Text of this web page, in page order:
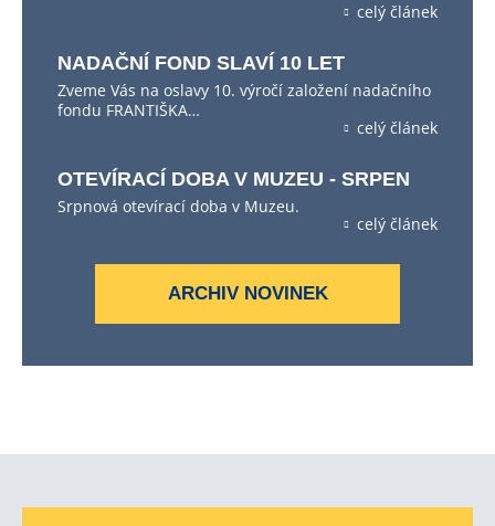
celý článek
NADAČNÍ FOND SLAVÍ 10 LET
Zveme Vás na oslavy 10. výročí založení nadačního
fondu FRANTIŠKA…
celý článek
OTEVÍRACÍ DOBA V MUZEU - SRPEN
Srpnová otevírací doba v Muzeu.
celý článek
ARCHIV NOVINEK